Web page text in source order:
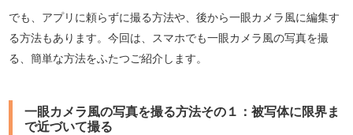
でも、アプリに頼らずに撮る方法や、後から一眼カメラ風に編集す
る方法もあります。今回は、スマホでも一眼カメラ風の写真を撮
る、簡単な方法をふたつご紹介します。
一眼カメラ風の写真を撮る方法その１：被写体に限界ま
で近づいて撮る